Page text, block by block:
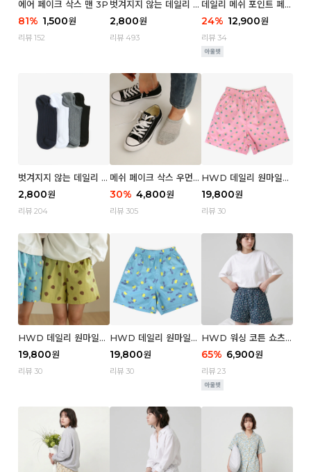
에어 페이크 삭스 맨 3P
81% 1,500원
리뷰 152
벗겨지지 않는 데일리 페
이크 삭스 (우먼)
2,800원
리뷰 493
데일리 메쉬 포인트 페이
크 삭스 우먼 4P
24% 12,900원
리뷰 34
벗겨지지 않는 데일리 페
이크 삭스 (맨)
2,800원
리뷰 204
메쉬 페이크 삭스 우먼 3
P
30% 4,800원
리뷰 305
HWD 데일리 원마일
쇼츠 - 04 Aroma (우
먼)
19,800원
리뷰 30
HWD 데일리 원마일
쇼츠 - 03 Poodle (우
먼)
19,800원
리뷰 30
HWD 데일리 원마일
쇼츠 - 02 Chouchou
(우먼)
19,800원
리뷰 30
HWD 워싱 코튼 쇼츠
(우먼) - 03 Berry tre
e
65% 6,900원
리뷰 23